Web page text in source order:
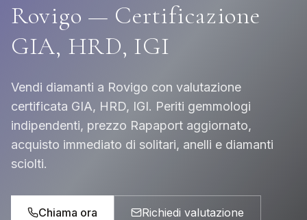
Rovigo — Certificazione
GIA, HRD, IGI
Vendi diamanti a Rovigo con valutazione
certificata GIA, HRD, IGI. Periti gemmologi
indipendenti, prezzo Rapaport aggiornato,
acquisto immediato di solitari, anelli e diamanti
sciolti.
Chiama ora Richiedi valutazione